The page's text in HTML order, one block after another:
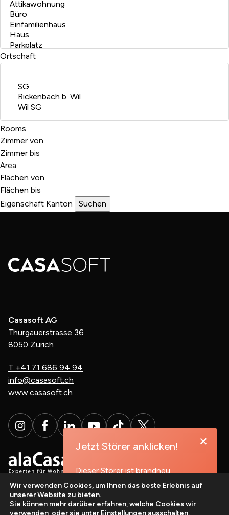
×
Jetzt Störer anklicken!
Dieser Störer ist brandneu,
probieren Sie es aus!
Mehr erfahren
Ortschaft
Rooms
Zimmer von
Zimmer bis
Area
Flächen von
Flächen bis
Eigenschaft Kanton
Casasoft AG
Thurgauerstrasse 36
8050 Zürich
T +41 71 686 94 94
info@casasoft.ch
www.casasoft.ch
Wir verwenden Cookies, um Ihnen das beste Erlebnis auf
unserer Website zu bieten.
Sie können mehr darüber erfahren, welche Cookies wir
verwenden, oder sie unter Einstellungen ausschalten.